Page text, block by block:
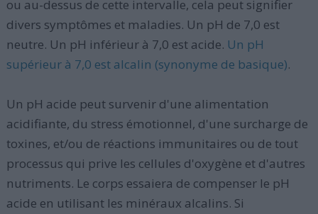
ou au-dessus de cette intervalle, cela peut signifier
divers symptômes et maladies. Un pH de 7,0 est
neutre. Un pH inférieur à 7,0 est acide. Un pH
supérieur à 7,0 est alcalin (synonyme de basique).
Un pH acide peut survenir d'une alimentation
acidifiante, du stress émotionnel, d'une surcharge de
toxines, et/ou de réactions immunitaires ou de tout
processus qui prive les cellules d'oxygène et d'autres
nutriments. Le corps essaiera de compenser le pH
acide en utilisant les minéraux alcalins. Si